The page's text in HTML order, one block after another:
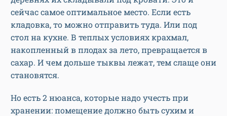
сейчас самое оптимальное место. Если есть
кладовка, то можно отправить туда. Или под
стол на кухне. В теплых условиях крахмал,
накопленный в плодах за лето, превращается в
сахар. И чем дольше тыквы лежат, тем слаще они
становятся.
Но есть 2 нюанса, которые надо учесть при
хранении: помещение должно быть сухим и